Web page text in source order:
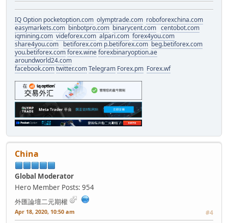
IQ Option pocketoption.com olymptrade.com roboforexchina.com
easymarkets.com binbotpro.com binarycent.com centobot.com
iqmining.com videforex.com alpari.com forex4you.com
share4you.com betiforex.com p.betiforex.com beg.betiforex.com
you.betiforex.comforex.wineforexbinaryoption.ae
aroundworld24.com
facebook.comtwitter.comTelegram Forex.pm Forex.wf
China
Global Moderator
Hero Member Posts: 954
外匯論壇二元期權
Apr 18, 2020, 10:50 am #4